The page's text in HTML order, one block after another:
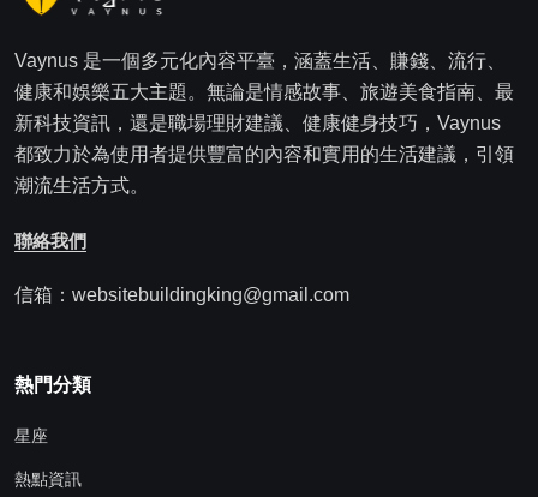
Vaynus 是一個多元化內容平臺，涵蓋生活、賺錢、流行、
健康和娛樂五大主題。無論是情感故事、旅遊美食指南、最
新科技資訊，還是職場理財建議、健康健身技巧，Vaynus
都致力於為使用者提供豐富的內容和實用的生活建議，引領
潮流生活方式。
聯絡我們
信箱：websitebuildingking@gmail.com
熱門分類
星座
熱點資訊